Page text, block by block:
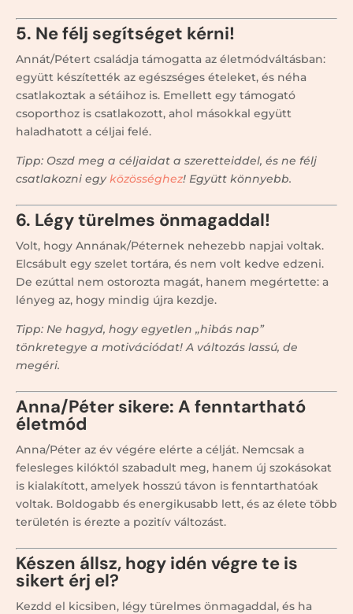
5. Ne félj segítséget kérni!
Annát/Pétert családja támogatta az életmódváltásban:
együtt készítették az egészséges ételeket, és néha
csatlakoztak a sétáihoz is. Emellett egy támogató
csoporthoz is csatlakozott, ahol másokkal együtt
haladhatott a céljai felé.
Tipp: Oszd meg a céljaidat a szeretteiddel, és ne félj
csatlakozni egyközösséghez! Együtt könnyebb.
6. Légy türelmes önmagaddal!
Volt, hogy Annának/Péternek nehezebb napjai voltak.
Elcsábult egy szelet tortára, és nem volt kedve edzeni.
De ezúttal nem ostorozta magát, hanem megértette: a
lényeg az, hogy mindig újra kezdje.
Tipp: Ne hagyd, hogy egyetlen „hibás nap”
tönkretegye a motivációdat! A változás lassú, de
megéri.
Anna/Péter sikere: A fenntartható
életmód
Anna/Péter az év végére elérte a célját. Nemcsak a
felesleges kilóktól szabadult meg, hanem új szokásokat
is kialakított, amelyek hosszú távon is fenntarthatóak
voltak. Boldogabb és energikusabb lett, és az élete több
területén is érezte a pozitív változást.
Készen állsz, hogy idén végre te is
sikert érj el?
Kezdd el kicsiben, légy türelmes önmagaddal, és ha